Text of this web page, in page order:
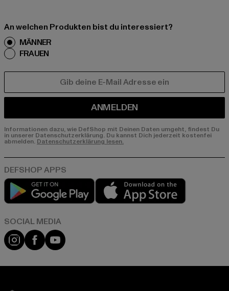
An welchen Produkten bist du interessiert?
MÄNNER
FRAUEN
ANMELDEN
Informationen dazu, wie DefShop mit Deinen Daten umgeht, findest Du
in unserer Datenschutzerklärung. Du kannst Dich jederzeit kostenfei
abmelden. Datenschutzerklärung lesen.
Play market
Instagram
FacebookYouTube